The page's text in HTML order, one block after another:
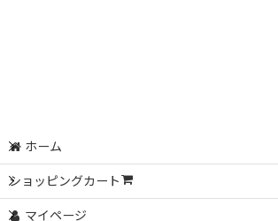
ホーム
ショッピングカート
マイページ